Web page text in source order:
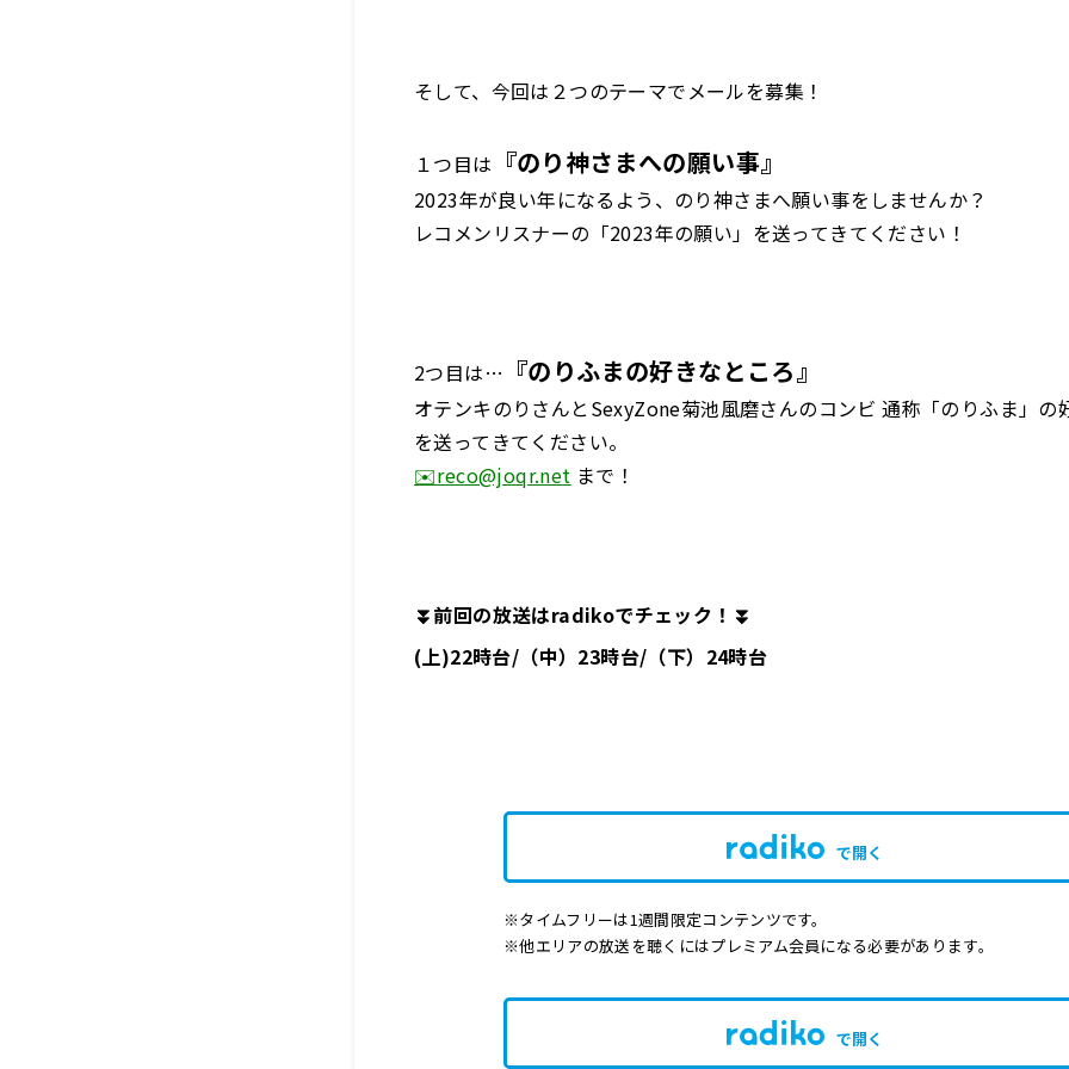
そして、今回は２つのテーマでメールを募集！
１つ目は 『のり神さまへの願い事』
2023年が良い年になるよう、のり神さまへ願い事をしませんか？
レコメンリスナーの「2023年の願い」を送ってきてください！
2つ目は… 『のりふまの好きなところ』
オテンキのりさんとSexyZone菊池風磨さんのコンビ 通称「のりふま」の
を送ってきてください。
✉️reco@joqr.net まで！
⏬前回の放送はradikoでチェック！⏬
(上)22時台/（中）23時台/（下）24時台
で開く
※タイムフリーは1週間限定コンテンツです。
※他エリアの放送を聴くにはプレミアム会員になる必要があります。
で開く